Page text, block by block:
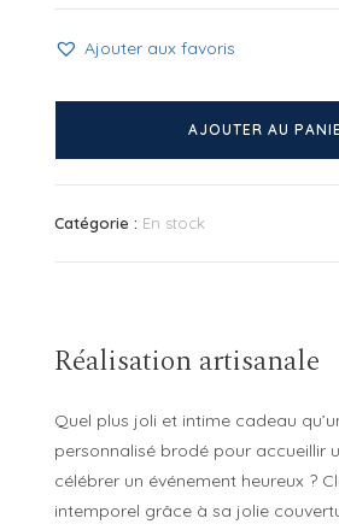
Ajouter aux favoris
Mini
brodé
AJOUTER AU
Catégorie : En stock
Réalisation artisanale
Quel plus joli et intime cadeau
personnalisé brodé pour accueillir
célébrer un événement heureux ?
intemporel grâce à sa jolie